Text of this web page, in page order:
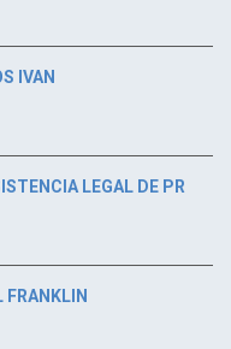
IVAN
LEGAL DE PR
FRANKLIN